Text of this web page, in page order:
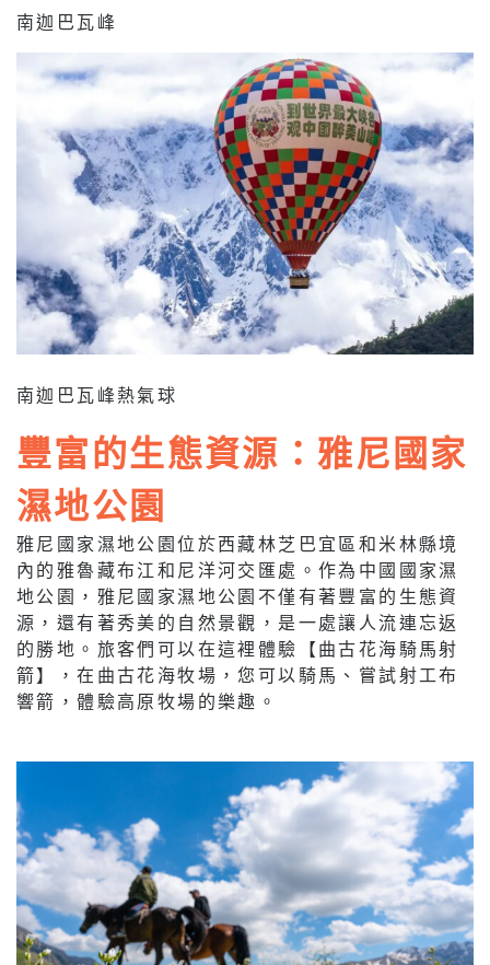
南迦巴瓦峰
南迦巴瓦峰熱氣球
豐富的生態資源：雅尼國家
濕地公園
雅尼國家濕地公園位於西藏林芝巴宜區和米林縣境
內的雅魯藏布江和尼洋河交匯處。作為中國國家濕
地公園，雅尼國家濕地公園不僅有著豐富的生態資
源，還有著秀美的自然景觀，是一處讓人流連忘返
的勝地。旅客們可以在這裡體驗【曲古花海騎馬射
箭】，在曲古花海牧場，您可以騎馬、嘗試射工布
響箭，體驗高原牧場的樂趣。